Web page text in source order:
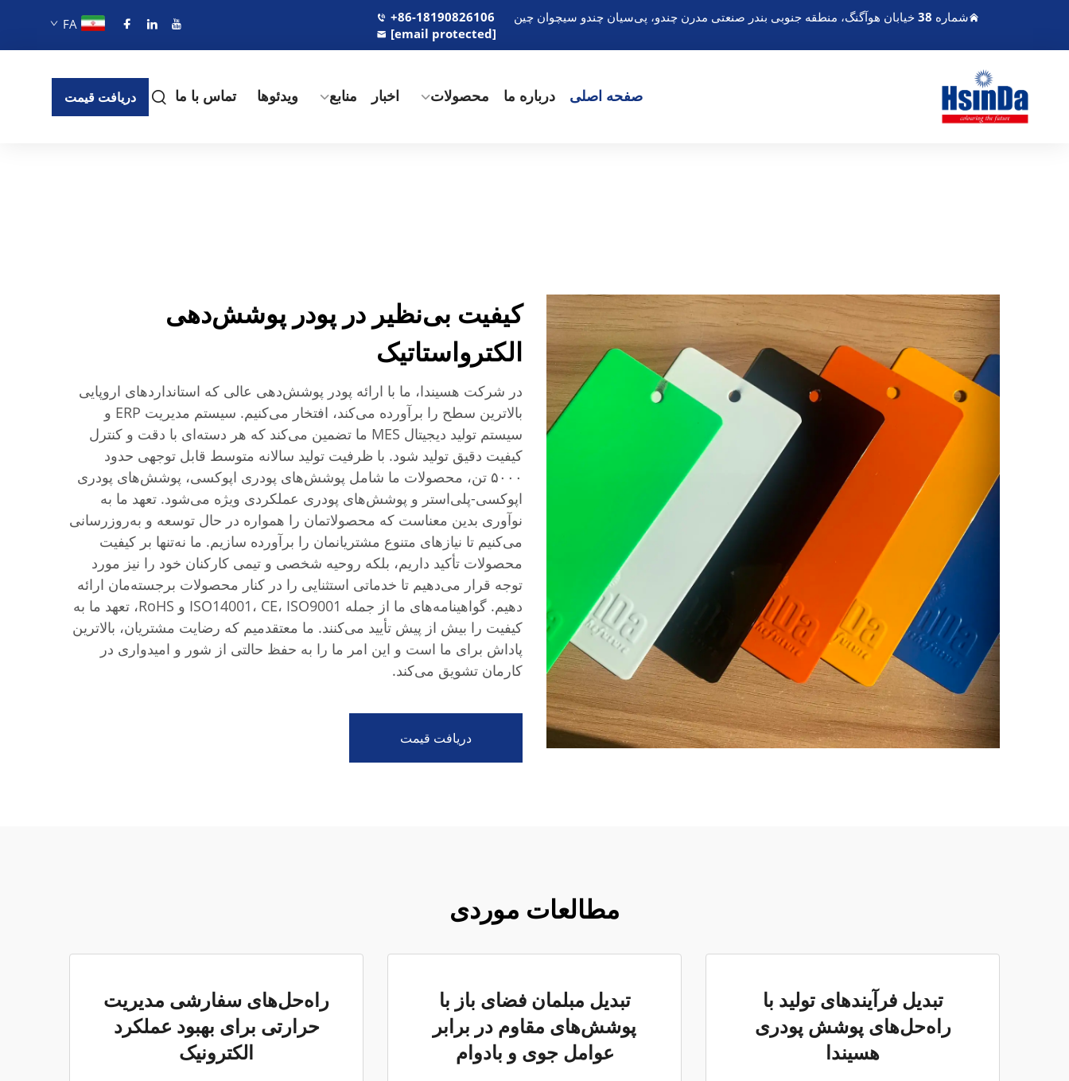
شماره 38 خیابان هوآگنگ، منطقه جنوبی بندر صنعتی مدرن چندو، پی‌سیان چندو سیچوان چین
+86-18190826106
[email protected]
FA
صفحه اصلی درباره ما محصولات اخبار منابع ویدئوها تماس با ما دریافت قیمت
کیفیت بی‌نظیر در پودر پوشش‌دهی
الکترواستاتیک
در شرکت هسیندا، ما با ارائه پودر پوشش‌دهی عالی که استانداردهای اروپایی
بالاترین سطح را برآورده می‌کند، افتخار می‌کنیم. سیستم مدیریت ERP و
سیستم تولید دیجیتال MES ما تضمین می‌کند که هر دسته‌ای با دقت و کنترل
کیفیت دقیق تولید شود. با ظرفیت تولید سالانه متوسط قابل توجهی حدود
۵۰۰۰ تن، محصولات ما شامل پوشش‌های پودری اپوکسی، پوشش‌های پودری
اپوکسی-پلی‌استر و پوشش‌های پودری عملکردی ویژه می‌شود. تعهد ما به
نوآوری بدین معناست که محصولاتمان را همواره در حال توسعه و به‌روزرسانی
می‌کنیم تا نیازهای متنوع مشتریانمان را برآورده سازیم. ما نه‌تنها بر کیفیت
محصولات تأکید داریم، بلکه روحیه شخصی و تیمی کارکنان خود را نیز مورد
توجه قرار می‌دهیم تا خدماتی استثنایی را در کنار محصولات برجسته‌مان ارائه
دهیم. گواهینامه‌های ما از جمله ISO14001، CE، ISO9001 و RoHS، تعهد ما به
کیفیت را بیش از پیش تأیید می‌کنند. ما معتقدمیم که رضایت مشتریان، بالاترین
پاداش برای ما است و این امر ما را به حفظ حالتی از شور و امیدواری در
کارمان تشویق می‌کند.
دریافت قیمت
مطالعات موردی
تبدیل فرآیندهای تولید با
راه‌حل‌های پوشش پودری
هسیندا
تبدیل مبلمان فضای باز با
پوشش‌های مقاوم در برابر
عوامل جوی و بادوام
راه‌حل‌های سفارشی مدیریت
حرارتی برای بهبود عملکرد
الکترونیک